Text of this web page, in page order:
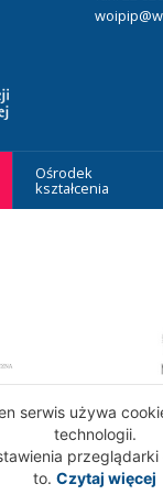
Ośrodek
kształcenia
serwis używa
technologii.
to. Czytaj więcej